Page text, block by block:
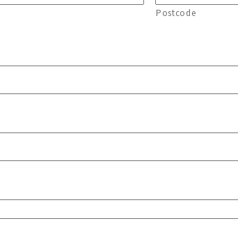
Postcode